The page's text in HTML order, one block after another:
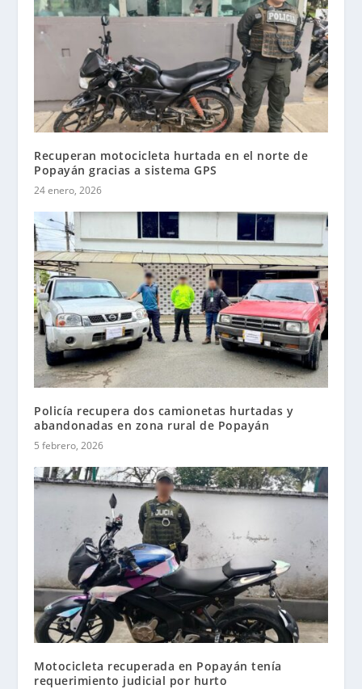
Recuperan motocicleta hurtada en el norte de
Popayán gracias a sistema GPS
24 enero, 2026
Policía recupera dos camionetas hurtadas y
abandonadas en zona rural de Popayán
5 febrero, 2026
Motocicleta recuperada en Popayán tenía
requerimiento judicial por hurto